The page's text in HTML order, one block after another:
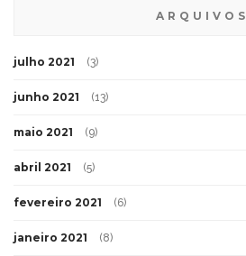
ARQUIVOS
julho 2021 (3)
junho 2021 (13)
maio 2021 (9)
abril 2021 (5)
fevereiro 2021 (6)
janeiro 2021 (8)